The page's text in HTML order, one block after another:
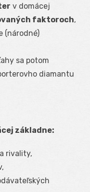
v domácej
faktoroch,
(národné)
sa potom
diamantu
základne:
rivality,